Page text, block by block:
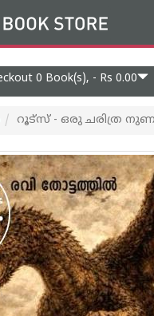
0 Book(s), - Rs 0.00
റൂട്സ് - ഒരു ചരിത്ര